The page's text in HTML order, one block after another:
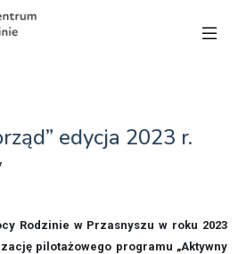
edycja 2023 r.
Rodzinie w Przasnyszu w roku 2023
pilotażowego programu „Aktywny